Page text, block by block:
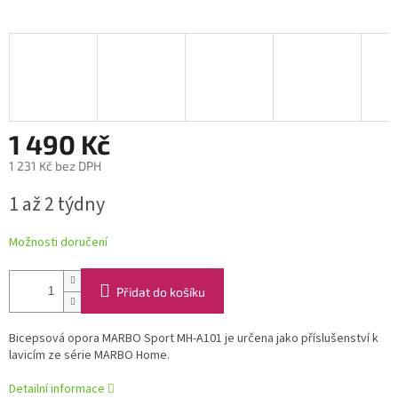
1 490 Kč
1 231 Kč bez DPH
cena:
1 až 2 týdny
Možnosti doručení
Přidat do košíku
Bicepsová opora MARBO Sport MH-A101 je určena jako příslušenství k
lavicím ze série MARBO Home.
Detailní informace